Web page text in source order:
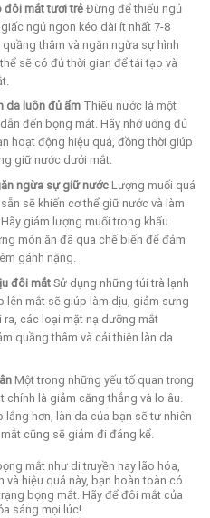
đôi mắt tươi trẻĐừng để thiếu ngủ
ngủ ngon kéo dài ít nhất 7-8
thâm và ngăn ngừa sự hình
sẽ có đủ thời gian để tái tạo và
da luôn đủ ẩmThiếu nước là một
đến bọng mắt. Hãy nhớ uống đủ
hoạt động hiệu quả, đồng thời giúp
giữ nước dưới mắt.
ngừa sự giữ nướcLượng muối quá
sẽ khiến cơ thể giữ nước và làm
giảm lượng muối trong khẩu
món ăn đã qua chế biến để đảm
gánh nặng.
đôi mắtSử dụng những túi trà lạnh
lên mắt sẽ giúp làm dịu, giảm sưng
các loại mặt nạ dưỡng mắt
quầng thâm và cải thiện làn da
Một trong những yếu tố quan trọng
là giảm căng thẳng và lo âu.
hơn, làn da của bạn sẽ tự nhiên
cũng sẽ giảm đi đáng kể.
mắt như di truyền hay lão hóa,
hiệu quả này, bạn hoàn toàn có
bọng mắt. Hãy để đôi mắt của
sáng mọi lúc!